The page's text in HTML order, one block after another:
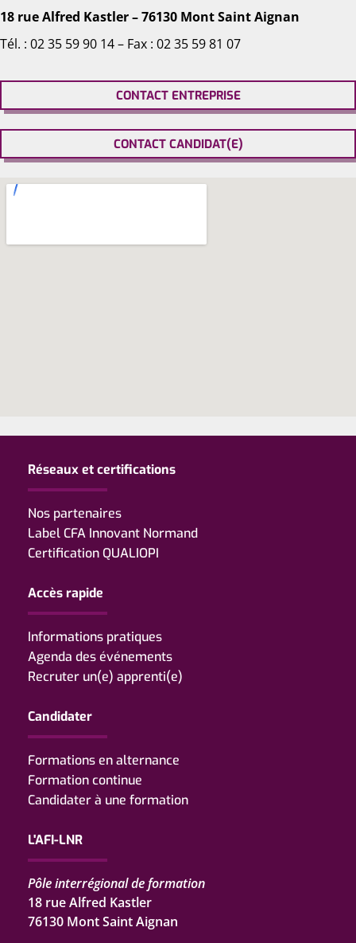
18 rue Alfred Kastler – 76130 Mont Saint Aignan
Tél. : 02 35 59 90 14 – Fax : 02 35 59 81 07
CONTACT ENTREPRISE
CONTACT CANDIDAT(E)
Réseaux et certifications
Nos partenaires
Label CFA Innovant Normand
Certification QUALIOPI
Accès rapide
Informations pratiques
Agenda des événements
Recruter un(e) apprenti(e)
Candidater
Formations en alternance
Formation continue
Candidater à une formation
L'AFI-LNR
Pôle interrégional de formation
18 rue Alfred Kastler
76130 Mont Saint Aignan